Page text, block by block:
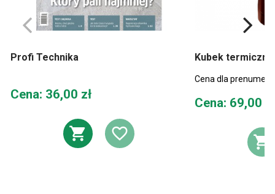
Profi Technika
Cena
Cena: 36,00 zł
DODAJ DO KOSZYKA
DODAJ DO
Kubek
Cena dla
Cena
Cena: 69,00